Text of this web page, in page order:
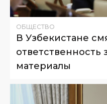
ОБЩЕСТВО
В Узбекистане
ответственность
материалы